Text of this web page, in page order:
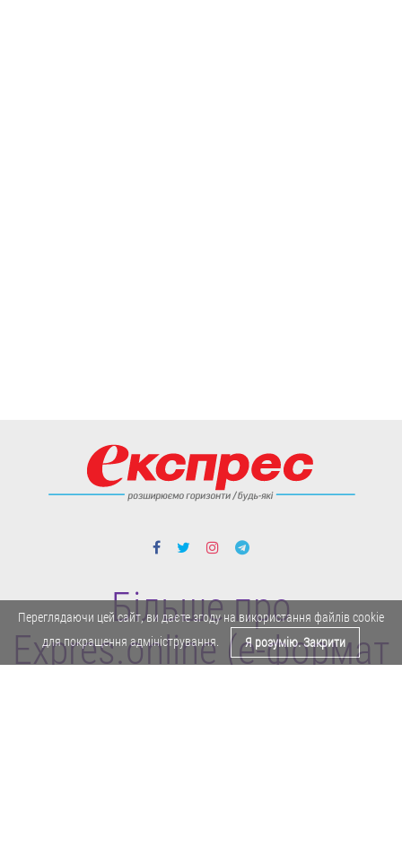
Більше про
Expres.online (e-формат
Переглядаючи цей сайт, ви даєте згоду на використання файлів cookie
для покращення адміністрування.
Я розумію. Закрити